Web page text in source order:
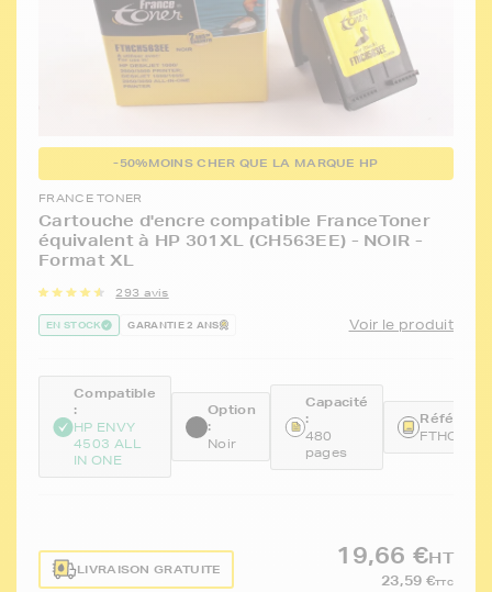
-50%MOINS CHER QUE LA MARQUE HP
FRANCE TONER
Cartouche d'encre compatible FranceToner
équivalent à HP 301XL (CH563EE) - NOIR -
Format XL
293 avis
EN STOCK GARANTIE 2 ANS Voir le produit
Compatible
:
HP ENVY
4503 ALL
IN ONE
Option
:
Noir
Capacité
:
480
pages
LIVRAISON GRATUITE
19,66 €HT
23,59 €TTC